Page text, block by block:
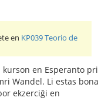
en KP039 Teorio de
en Esperanto pri
Wandel. Li estas bona
ekzerciĝi en